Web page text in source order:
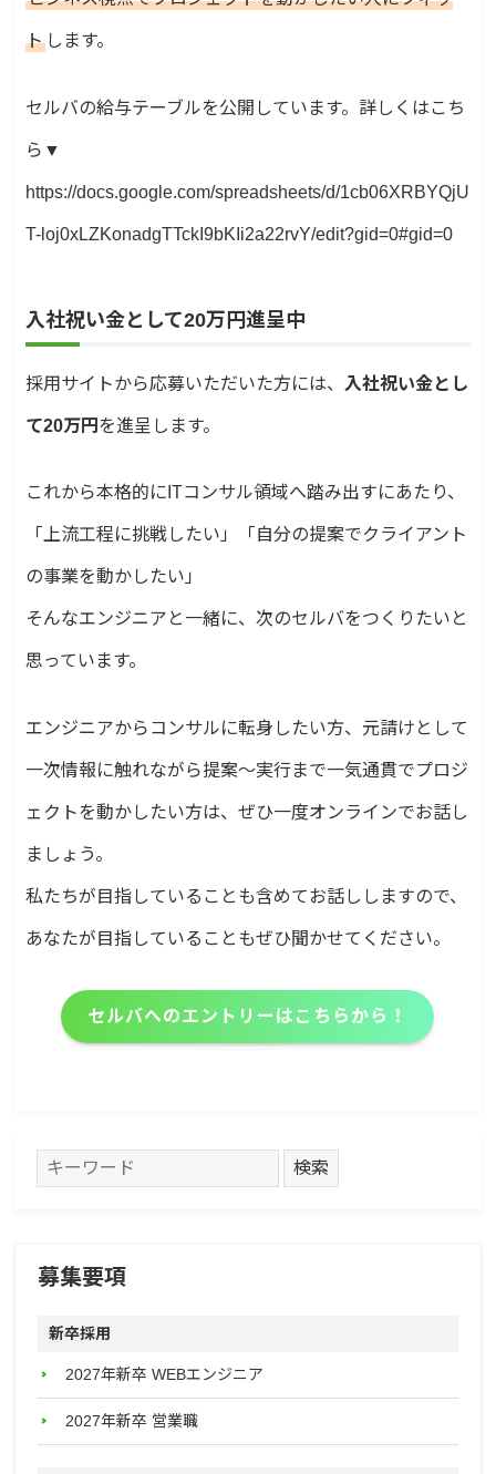
ト します。
セルバの給与テーブルを公開しています。詳しくはこち
ら▼
https://docs.google.com/spreadsheets/d/1cb06XRBYQjU
T-loj0xLZKonadgTTckI9bKIi2a22rvY/edit?gid=0#gid=0
入社祝い金として20万円進呈中
採用サイトから応募いただいた方には、 入社祝い金とし
て20万円 を進呈します。
これから本格的にITコンサル領域へ踏み出すにあたり、
「上流工程に挑戦したい」「自分の提案でクライアント
の事業を動かしたい」
そんなエンジニアと一緒に、次のセルバをつくりたいと
思っています。
エンジニアからコンサルに転身したい方、元請けとして
一次情報に触れながら提案〜実行まで一気通貫でプロジ
ェクトを動かしたい方は、ぜひ一度オンラインでお話し
ましょう。
私たちが目指していることも含めてお話ししますので、
あなたが目指していることもぜひ聞かせてください。
セルバへのエントリーはこちらから！
募集要項
新卒採用
2027年新卒 WEBエンジニア
2027年新卒 営業職